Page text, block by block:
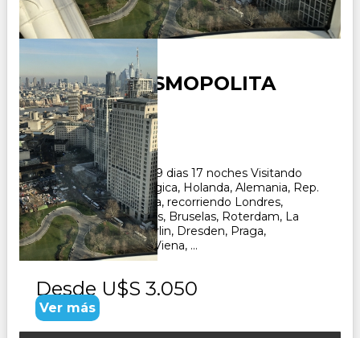
EUROPA COSMOPOLITA
Duración:
19Días17Noches
Paquete Turistico de 19 dias 17 noches Visitando
Inglaterra, Francia, Belgica, Holanda, Alemania, Rep.
Checa, Hungria, Austria, recorriendo Londres,
Eurotunel, Paris, Brujas, Bruselas, Roterdam, La
Haya, Amsterdam, Berlin, Dresden, Praga,
Bratislava, Budapest, Viena, ...
Desde U$S 3.050
Ver más